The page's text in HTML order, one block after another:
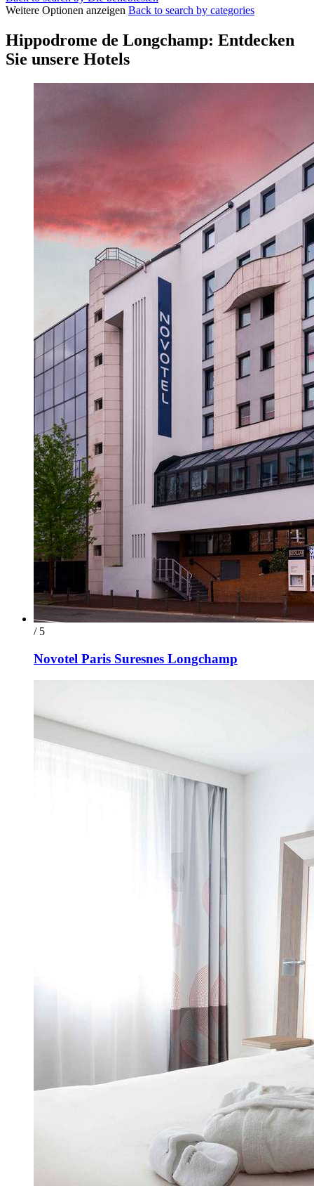
Weitere Optionen anzeigen Back to search by categories
Hippodrome de Longchamp: Entdecken
Sie unsere Hotels
/ 5
Novotel Paris Suresnes Longchamp